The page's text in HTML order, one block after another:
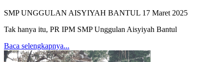
SMP UNGGULAN AISYIYAH BANTUL 17 Maret 2025
Tak hanya itu, PR IPM SMP Unggulan Aisyiyah Bantul
Baca selengkapnya...